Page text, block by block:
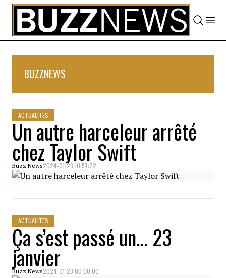
Skip to content
BUZZNEWS
ACTUALITÉS
Un autre harceleur arrêté
chez Taylor Swift
Buzz News2024-01-23 10:57:22
ACTUALITÉS
Ça s’est passé un… 23
janvier
Buzz News2024-01-23 00:00:00